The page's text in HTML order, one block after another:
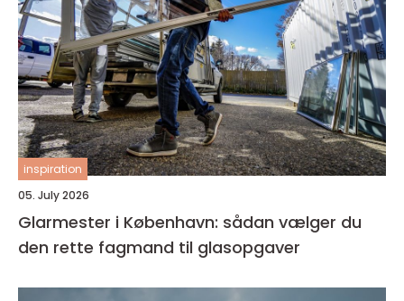
inspiration
05. July 2026
Glarmester i København: sådan vælger du
den rette fagmand til glasopgaver